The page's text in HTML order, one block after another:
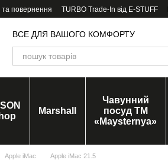
та повернення TURBO Trade-In від E-STUFF
ВСЕ ДЛЯ ВАШОГО КОМФОРТУ
Marshall
Чавунний
посуд ТМ
«Maysternya»
Apple iMac Apple iMac 21.5